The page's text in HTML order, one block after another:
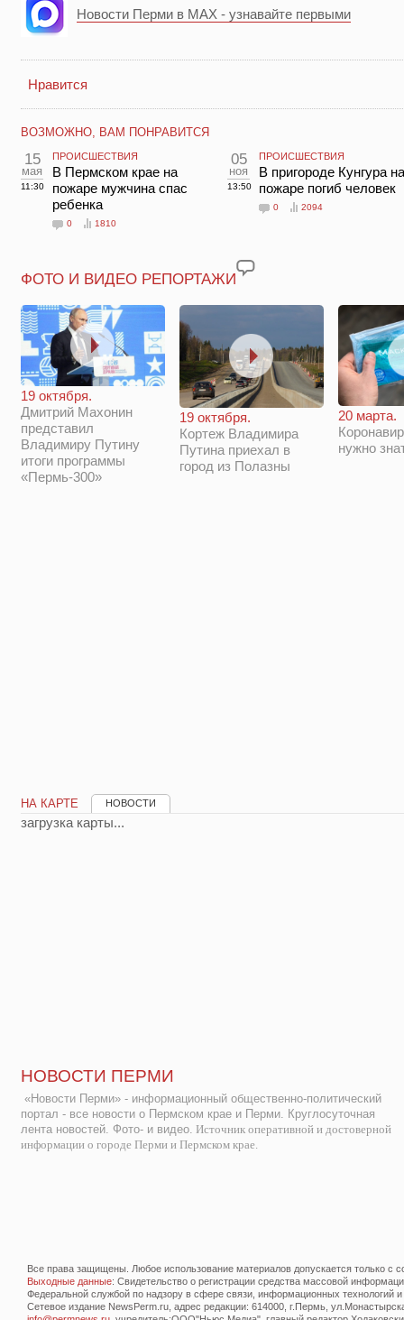
Новости Перми в MAX - узнавайте первыми
Нравится
ВОЗМОЖНО, ВАМ ПОНРАВИТСЯ
15
мая
11:30
ПРОИСШЕСТВИЯ
В Пермском крае на
пожаре мужчина спас
ребенка
0 1810
05
ноя
13:50
ПРОИСШЕСТВИЯ
В пригороде Кунгура на
пожаре погиб человек
0 2094
ФОТО И ВИДЕО РЕПОРТАЖИ
19 октября.
Дмитрий Махонин
представил
Владимиру Путину
итоги программы
«Пермь-300»
19 октября.
Кортеж Владимира
Путина приехал в
город из Полазны
20 марта.
нужно
НА КАРТЕ НОВОСТИ
загрузка карты...
НОВОСТИ ПЕРМИ
«Новости Перми» - информационный общественно-политический
портал - все новости о Пермском крае и Перми. Круглосуточная
лента новостей. Фото- и видео. Источник оперативной и достоверной
информации о городе Перми и Пермском крае.
Все права защищены. Любое использование материалов допускается только с
Выходные данные: Свидетельство о регистрации средства массовой
Федеральной службой по надзору в сфере связи, информационных технологий
Сетевое издание NewsPerm.ru, адрес редакции: 614000, г.Пермь,